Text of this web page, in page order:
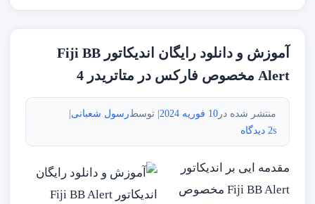
آموزش و دانلود رایگان اندیکاتور Fiji BB
Alert مخصوص فارکس در متاتریدر 4
منتشر شده در10 فوریه 2024 | توسطرسول شعبانی|
2s دیدگاه
مقدمه ایی بر اندیکاتور
Fiji BB Alert مخصوص